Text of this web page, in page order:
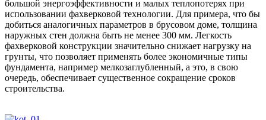
большой энергоэффективности и малых теплопотерях при
использовании фахверковой технологии. Для примера, что бы
добиться аналогичных параметров в брусовом доме, толщина
наружных стен должна быть не менее 300 мм. Легкость
фахверковой конструкции значительно снижает нагрузку на
грунты, что позволяет применять более экономичные типы
фундамента, например мелкозаглубленный, а это, в свою
очередь, обеспечивает существенное сокращение сроков
строительства.